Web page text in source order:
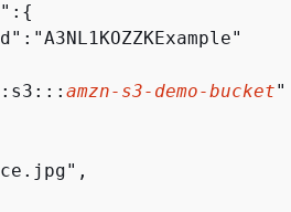
{
amzn-s3-demo-bucket"